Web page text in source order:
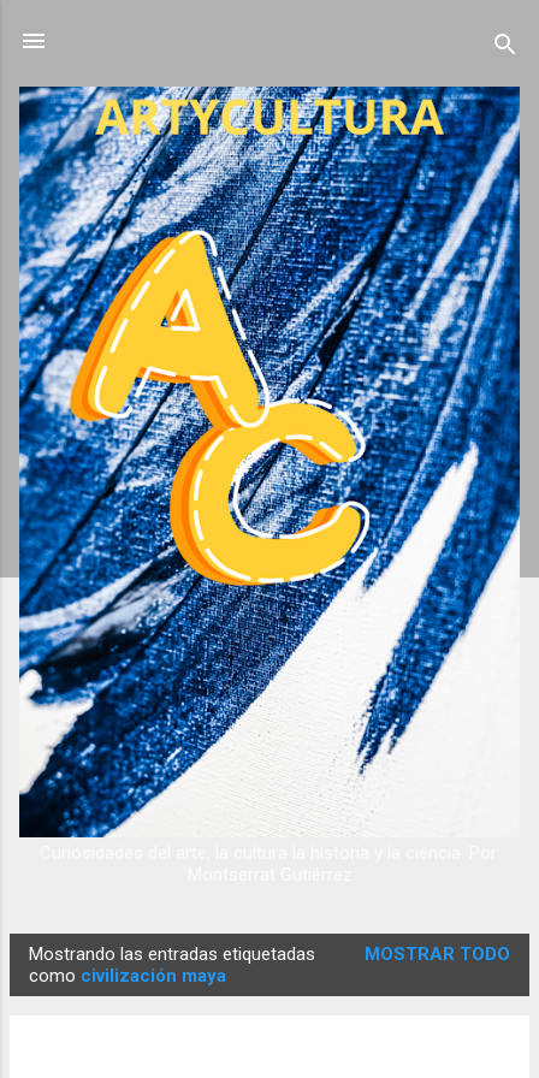
n
Mostrando las entradas etiquetadas
como civilización maya
MOSTRAR TODO